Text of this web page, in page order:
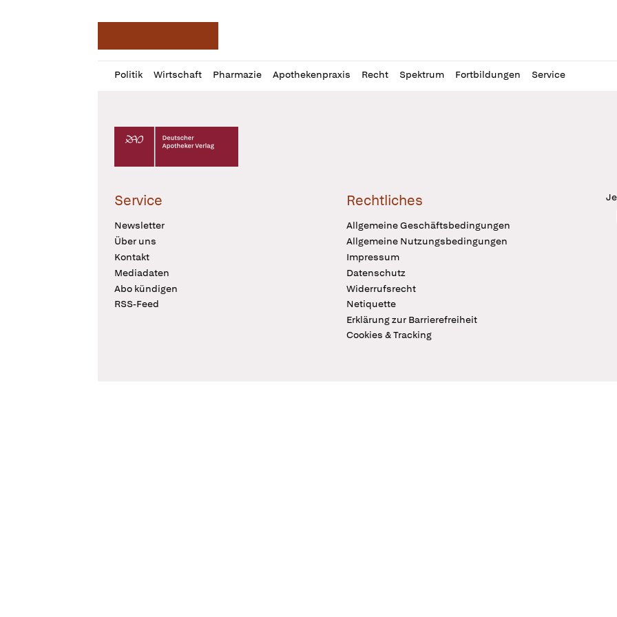
Politik Wirtschaft Pharmazie Apothekenpraxis Recht Spektrum Fortbildungen Service
Profil
öffnen
Daz
Pur
Deutscher Apotheker Verlag Logo
Service
Newsletter
Über uns
Kontakt
Mediadaten
Abo kündigen
RSS-Feed
Rechtliches
Allgemeine Geschäftsbedingungen
Allgemeine Nutzungsbedingungen
Impressum
Datenschutz
Widerrufsrecht
Netiquette
Erklärung zur Barrierefreiheit
Cookies & Tracking